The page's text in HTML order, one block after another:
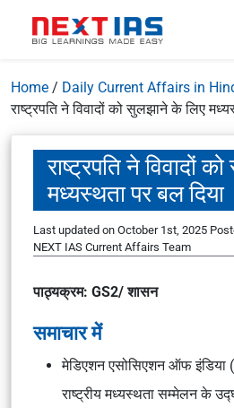
Home / Daily Current Affairs in
राष्ट्रपति ने विवादों को सुलझाने के लिए
राष्ट्रपति ने विवादों
मध्यस्थता पर बल दिया
Last updated on October 1st, 2025
NEXT IAS Current Affairs Team
पाठ्यक्रम: GS2/ शासन
समाचार में
मेडिएशन एसोसिएशन ऑफ इंडिया
राष्ट्रीय मध्यस्थता सम्मेलन के